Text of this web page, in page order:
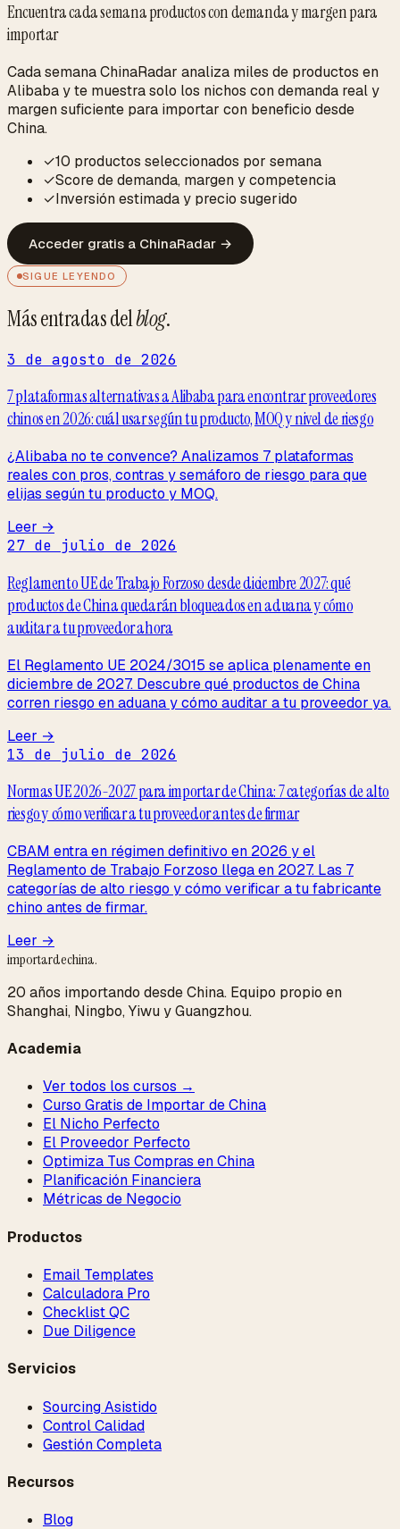
Encuentra cada semana productos con demanda y margen para
importar
Cada semana ChinaRadar analiza miles de productos en
Alibaba y te muestra solo los nichos con demanda real y
margen suficiente para importar con beneficio desde
China.
✓10 productos seleccionados por semana
✓Score de demanda, margen y competencia
✓Inversión estimada y precio sugerido
Acceder gratis a ChinaRadar →
SIGUE LEYENDO
Más entradas delblog.
3 de agosto de 2026
7 plataformas alternativas a Alibaba para encontrar proveedores
chinos en 2026: cuál usar según tu producto, MOQ y nivel de riesgo
¿Alibaba no te convence? Analizamos 7 plataformas
reales con pros, contras y semáforo de riesgo para que
elijas según tu producto y MOQ.
Leer →
27 de julio de 2026
Reglamento UE de Trabajo Forzoso desde diciembre 2027: qué
productos de China quedarán bloqueados en aduana y cómo
auditar a tu proveedor ahora
El Reglamento UE 2024/3015 se aplica plenamente en
diciembre de 2027. Descubre qué productos de China
corren riesgo en aduana y cómo auditar a tu proveedor ya.
Leer →
13 de julio de 2026
Normas UE 2026-2027 para importar de China: 7 categorías de alto
riesgo y cómo verificar a tu proveedor antes de firmar
CBAM entra en régimen definitivo en 2026 y el
Reglamento de Trabajo Forzoso llega en 2027. Las 7
categorías de alto riesgo y cómo verificar a tu fabricante
chino antes de firmar.
Leer →
importardechina.
20 años importando desde China. Equipo propio en
Shanghai, Ningbo, Yiwu y Guangzhou.
Academia
Ver todos los cursos →
Curso Gratis de Importar de China
El Nicho Perfecto
El Proveedor Perfecto
Optimiza Tus Compras en China
Planificación Financiera
Métricas de Negocio
Productos
Email Templates
Calculadora Pro
Checklist QC
Due Diligence
Servicios
Sourcing Asistido
Control Calidad
Gestión Completa
Recursos
Blog